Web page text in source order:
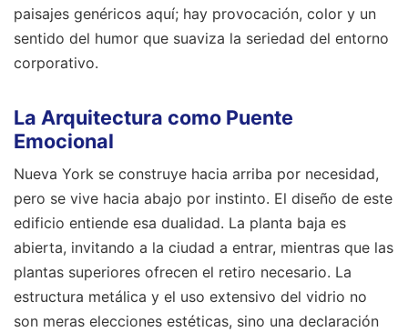
paisajes genéricos aquí; hay provocación, color y un
sentido del humor que suaviza la seriedad del entorno
corporativo.
La Arquitectura como Puente
Emocional
Nueva York se construye hacia arriba por necesidad,
pero se vive hacia abajo por instinto. El diseño de este
edificio entiende esa dualidad. La planta baja es
abierta, invitando a la ciudad a entrar, mientras que las
plantas superiores ofrecen el retiro necesario. La
estructura metálica y el uso extensivo del vidrio no
son meras elecciones estéticas, sino una declaración